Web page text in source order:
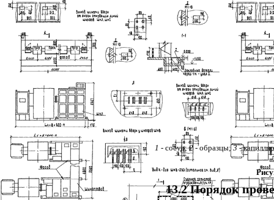
1 - сосуд;2 -образцы;3 -
13.2 Порядок